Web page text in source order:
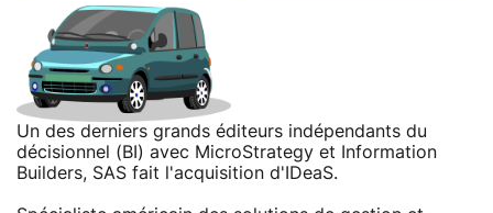
Un des derniers grands éditeurs indépendants du
décisionnel (BI) avec MicroStrategy et Information
Builders, SAS fait l'acquisition d'IDeaS.